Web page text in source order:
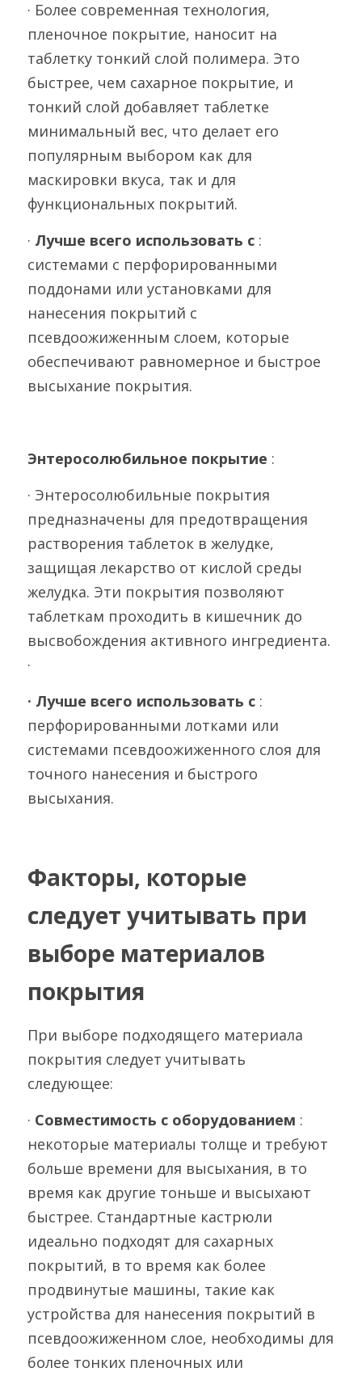
· Более современная технология,
пленочное покрытие, наносит на
таблетку тонкий слой полимера. Это
быстрее, чем сахарное покрытие, и
тонкий слой добавляет таблетке
минимальный вес, что делает его
популярным выбором как для
маскировки вкуса, так и для
функциональных покрытий.
· Лучше всего использовать с :
системами с перфорированными
поддонами или установками для
нанесения покрытий с
псевдоожиженным слоем, которые
обеспечивают равномерное и быстрое
высыхание покрытия.
Энтеросолюбильное покрытие :
· Энтеросолюбильные покрытия
предназначены для предотвращения
растворения таблеток в желудке,
защищая лекарство от кислой среды
желудка. Эти покрытия позволяют
таблеткам проходить в кишечник до
высвобождения активного ингредиента.
·
· Лучше всего использовать с :
перфорированными лотками или
системами псевдоожиженного слоя для
точного нанесения и быстрого
высыхания.
Факторы, которые
следует учитывать при
выборе материалов
покрытия
При выборе подходящего материала
покрытия следует учитывать
следующее:
· Совместимость с оборудованием :
некоторые материалы толще и требуют
больше времени для высыхания, в то
время как другие тоньше и высыхают
быстрее. Стандартные кастрюли
идеально подходят для сахарных
покрытий, в то время как более
продвинутые машины, такие как
устройства для нанесения покрытий в
псевдоожиженном слое, необходимы для
более тонких пленочных или